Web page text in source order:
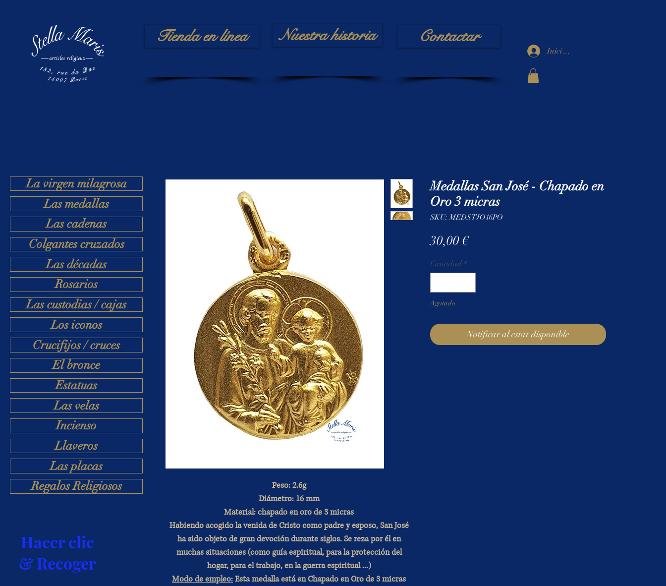
Tienda en línea Nuestra historia Contactar
Iniciar sesión
La virgen milagrosa
Las medallas
Las cadenas
Colgantes cruzados
Las décadas
Rosarios
Las custodias / cajas
Los iconos
Crucifijos / cruces
El bronce
Estatuas
Las velas
Incienso
Llaveros
Las placas
Regalos Religiosos
Hacer clic
& Recoger
Peso: 2.6g
Diámetro: 16 mm
Material: chapado en oro de 3 micras
Habiendo acogido la venida de Cristo como padre y esposo, San José
ha sido objeto de gran devoción durante siglos. Se reza por él en
muchas situaciones (como guía espiritual, para la protección del
hogar, para el trabajo, en la guerra espiritual ...)
Modo de empleo:Esta medalla está en Chapado en Oro de 3 micras
Medallas San José - Chapado en
Oro 3 micras
SKU: MEDSTJO16PO
30,00 €Precio
Cantidad *
Agotado
Notificar al estar disponible